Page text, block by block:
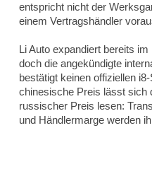
entspricht nicht der
einem Vertragshändler
Li Auto expandiert bereits
doch die angekündigte
bestätigt keinen offiziellen
chinesische Preis lässt sich
russischer Preis lesen:
und Händlermarge werden